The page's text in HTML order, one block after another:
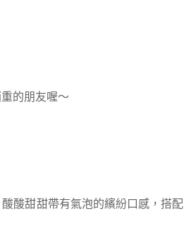
的朋友喔～
酸甜甜帶有氣泡的繽紛口感，搭配